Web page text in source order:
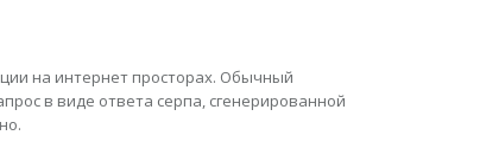
на интернет просторах. Обычный
в виде ответа серпа, сгенерированной